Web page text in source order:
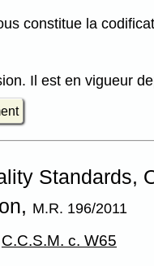
constitue la
Il est en vigueur
Standards,
M.R. 196/2011
C.C.S.M. c. W65